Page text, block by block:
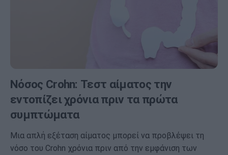
Νόσος Crohn: Τεστ αίματος την
εντοπίζει χρόνια πριν τα πρώτα
συμπτώματα
Μια απλή εξέταση αίματος μπορεί να προβλέψει τη
νόσο του Crohn χρόνια πριν από την εμφάνιση των